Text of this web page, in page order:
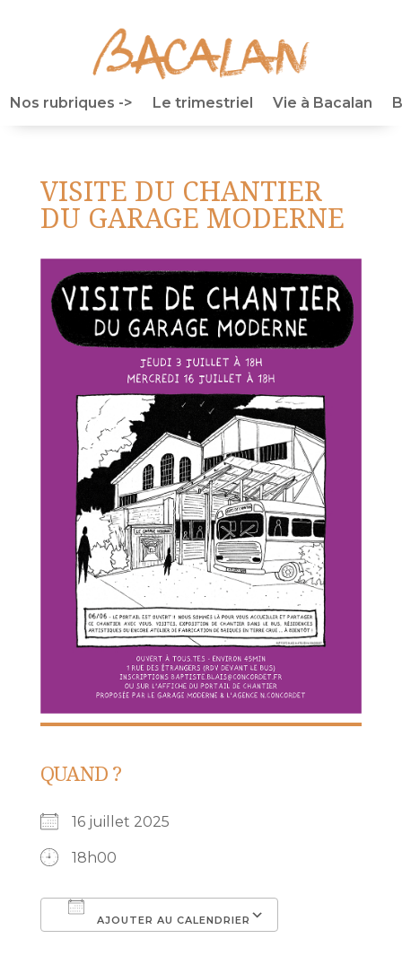
Nos rubriques -> Le trimestriel Vie à Bacalan
VISITE DU CHANTIER
DU GARAGE MODERNE
QUAND ?
16 juillet 2025
18h00
AJOUTER AU CALENDRIER